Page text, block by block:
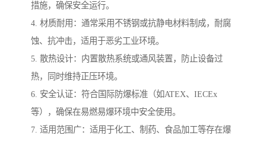
措施，确保安全运行。
4. 材质耐用：通常采用不锈钢或抗静电材料制成，耐腐
蚀、抗冲击，适用于恶劣工业环境。
5. 散热设计：内置散热系统或通风装置，防止设备过
热，同时维持正压环境。
6. 安全认证：符合国际防爆标准（如ATEX、IECEx
等），确保在易燃易爆环境中安全使用。
7. 适用范围广：适用于化工、制药、食品加工等存在爆